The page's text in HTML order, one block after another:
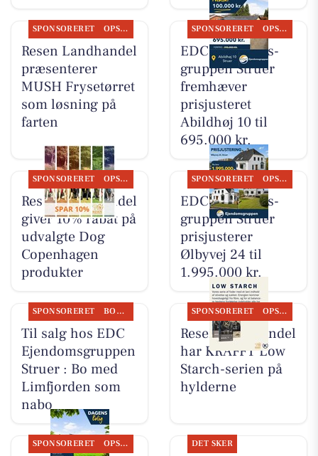
SPONSORERET OPSLAGSTAVLEN
Resen Landhandel
præsenterer
MUSH Frysetørret
som løsning på
farten
SPONSORERET OPSLAGSTAVLEN
EDC Ejen­doms­
grup­pen Struer
fremhæver
prisjusteret
Abildhøj 10 til
695.000 kr.
SPONSORERET OPSLAGSTAVLEN
Resen Landhandel
giver 10% rabat på
udvalgte Dog
Copenhagen
produkter
SPONSORERET OPSLAGSTAVLEN
EDC Ejen­doms­
grup­pen Struer
prisjusterer
Ølbyvej 24 til
1.995.000 kr.
SPONSORERET BOLIGMARKED
Til salg hos EDC
Ejen­doms­grup­pen
Struer : Bo med
Limfjorden som
nabo
SPONSORERET OPSLAGSTAVLEN
Resen Landhandel
har KRAFFT Low
Starch-serien på
hylderne
SPONSORERET OPSLAGSTAVLEN DET SKER